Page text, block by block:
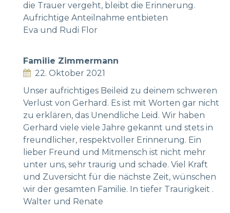
die Trauer vergeht, bleibt die Erinnerung.
Aufrichtige Anteilnahme entbieten
Eva und Rudi Flor
Familie Zimmermann
22. Oktober 2021
Unser aufrichtiges Beileid zu deinem schweren
Verlust von Gerhard. Es ist mit Worten gar nicht
zu erklären, das Unendliche Leid. Wir haben
Gerhard viele viele Jahre gekannt und stets in
freundlicher, respektvoller Erinnerung. Ein
lieber Freund und Mitmensch ist nicht mehr
unter uns, sehr traurig und schade. Viel Kraft
und Zuversicht für die nächste Zeit, wünschen
wir der gesamten Familie. In tiefer Traurigkeit .
Walter und Renate